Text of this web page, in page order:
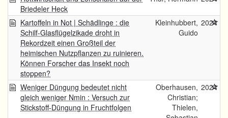
Briedeler Heck
Kartoffeln in Not | Schädlinge : die
Schilf-Glasflügelzikade droht in
Rekordzeit einen Großteil der
heimischen Nutzpflanzen zu ruinieren.
Können Forscher das Insekt noch
stoppen?
Kleinhubbert,
Guido
2024
Weniger Düngung bedeutet nicht
gleich weniger Nmin : Versuch zur
Stickstoff-Düngung in Fruchtfolgen
Oberhausen,
Christian;
Thielen,
2024